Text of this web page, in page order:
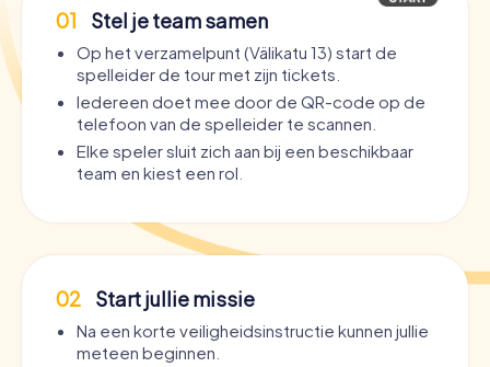
01 Stel je team samen
Op het verzamelpunt (Välikatu 13) start de
spelleider de tour met zijn tickets.
Iedereen doet mee door de QR-code op de
telefoon van de spelleider te scannen.
Elke speler sluit zich aan bij een beschikbaar
team en kiest een rol.
02 Start jullie missie
Na een korte veiligheidsinstructie kunnen jullie
meteen beginnen.